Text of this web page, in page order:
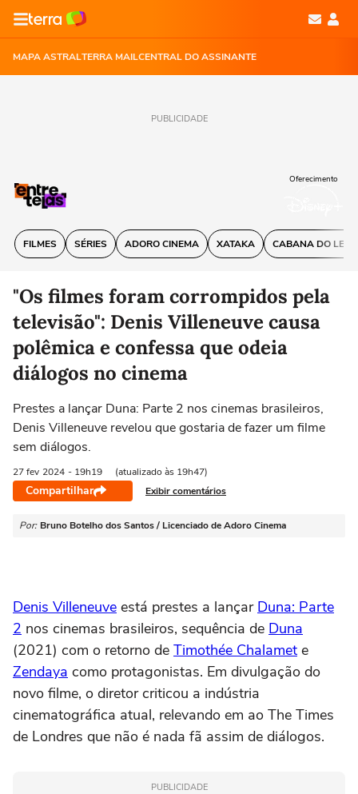
MAPA ASTRALTERRA MAILCENTRAL DO ASSINANTE
PUBLICIDADE
FILMES SÉRIES ADORO CINEMA XATAKA CABANA DO
Oferecimento
"Os filmes foram corrompidos pela
televisão": Denis Villeneuve causa
polêmica e confessa que odeia
diálogos no cinema
Prestes a lançar Duna: Parte 2 nos cinemas brasileiros,
Denis Villeneuve revelou que gostaria de fazer um filme
sem diálogos.
27 fev 2024 - 19h19 (atualizado às 19h47)
Compartilhar Exibir comentários
Por: Bruno Botelho dos Santos / Licenciado de Adoro Cinema
Denis Villeneuve está prestes a lançar Duna: Parte
2 nos cinemas brasileiros, sequência de Duna
(2021) com o retorno de Timothée Chalamet e
Zendaya como protagonistas. Em divulgação do
novo filme, o diretor criticou a indústria
cinematográfica atual, relevando em ao The Times
de Londres que não é nada fã assim de diálogos.
PUBLICIDADE